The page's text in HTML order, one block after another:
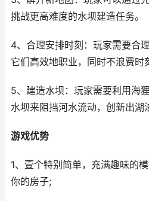
挑战更高难度的水坝建造任务。
4、合理安排时刻：玩家需要合
它们高效地职业，同时不浪费时
5、建造水坝：玩家需要利用海
水坝来阻挡河水流动，创新出湖
游戏优势
1、壹个特别简单，充满趣味的
你的房子;